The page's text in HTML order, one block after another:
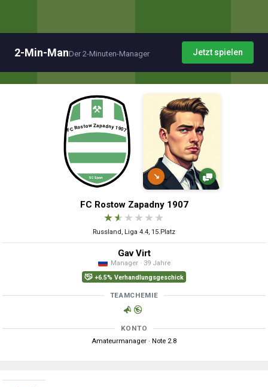
2-Min-ManDer 2-Minuten-Manager Jetzt spielen
↘
FC Rostow Zapadny 1907
★★ ★ ★ ★ ★
Russland, Liga 4.4, 15.Platz
Gav Virt
Manager · 39 Jahre
+6.5% Verhandlungsgeschick
TEAMCHEMIE
KONTO
Amateurmanager · Note 2.8